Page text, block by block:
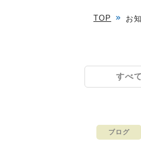
TOP お
すべて
ブログ